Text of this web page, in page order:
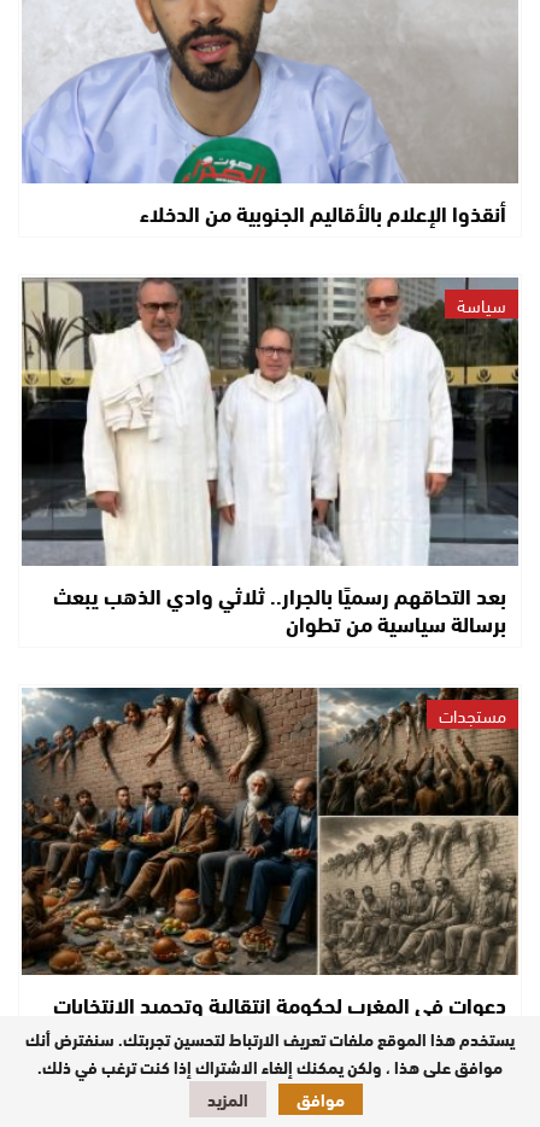
أنقذوا الإعلام بالأقاليم الجنوبية من الدخلاء
سياسة
بعد التحاقهم رسميًا بالجرار.. ثلاثي وادي الذهب يبعث
برسالة سياسية من تطوان
مستجدات
دعوات في المغرب لحكومة انتقالية وتجميد الانتخابات
وسط تصاعد الجدل حول الأوضاع الاقتصادية…
يستخدم هذا الموقع ملفات تعريف الارتباط لتحسين تجربتك. سنفترض أنك
موافق على هذا ، ولكن يمكنك إلغاء الاشتراك إذا كنت ترغب في ذلك.
موافق
المزيد